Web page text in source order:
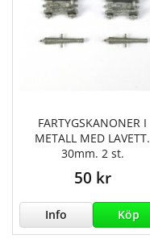
FARTYGSKANONER I
METALL MED LAVETT.
30mm. 2 st.
50 kr
Info Köp